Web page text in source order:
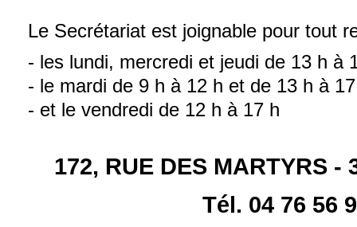
Le Secrétariat est joignable pour tout
- les lundi, mercredi et jeudi de 13 h à
- le mardi de 9 h à 12 h et de 13 h à
- et le vendredi de 12 h à 17 h
172, RUE DES MARTYRS -
Tél. 04 76 56